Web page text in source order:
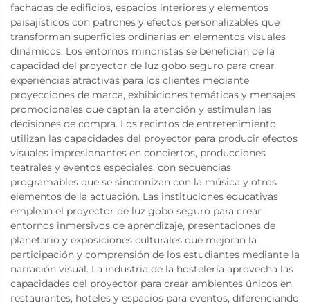
fachadas de edificios, espacios interiores y elementos
paisajísticos con patrones y efectos personalizables que
transforman superficies ordinarias en elementos visuales
dinámicos. Los entornos minoristas se benefician de la
capacidad del proyector de luz gobo seguro para crear
experiencias atractivas para los clientes mediante
proyecciones de marca, exhibiciones temáticas y mensajes
promocionales que captan la atención y estimulan las
decisiones de compra. Los recintos de entretenimiento
utilizan las capacidades del proyector para producir efectos
visuales impresionantes en conciertos, producciones
teatrales y eventos especiales, con secuencias
programables que se sincronizan con la música y otros
elementos de la actuación. Las instituciones educativas
emplean el proyector de luz gobo seguro para crear
entornos inmersivos de aprendizaje, presentaciones de
planetario y exposiciones culturales que mejoran la
participación y comprensión de los estudiantes mediante la
narración visual. La industria de la hostelería aprovecha las
capacidades del proyector para crear ambientes únicos en
restaurantes, hoteles y espacios para eventos, diferenciando